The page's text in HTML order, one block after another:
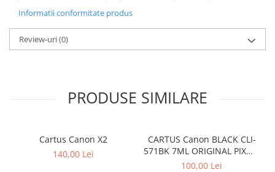
Informatii conformitate produs
Review-uri(0)
PRODUSE SIMILARE
Cartus Canon X2
140,00 Lei
CARTUS Canon BLACK CLI-
571BK 7ML ORIGINAL PIXMA
MG6850
100,00 Lei